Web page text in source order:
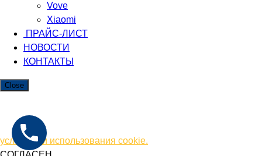
Vove
Xiaomi
ПРАЙС-ЛИСТ
НОВОСТИ
КОНТАКТЫ
Close
Продолжая использовать сайт, вы соглашаетесь с
условиями использования cookie.